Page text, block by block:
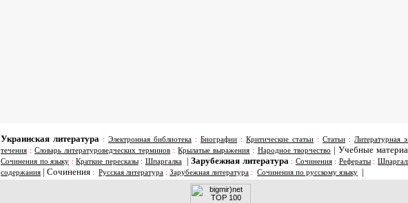
Украинская литература : Электронная библиотека : Биографии : Критические статьи : Статьи : Литературная
течения :Словарь литературоведческих терминов :Крылатые выражения : Народное творчество | Учебные
Сочинения по языку :Краткие пересказы: Шпаргалка | Зарубежная литература : Сочинения: Рефераты:
содержания | Сочинения : Русская литература : Зарубежная литература : Сочинения по русскому языку |